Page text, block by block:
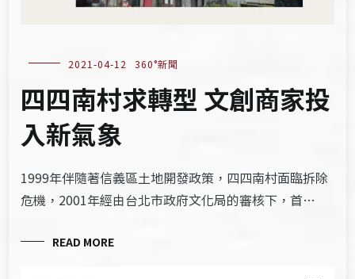
2021-04-12 360°新聞
四四南村求轉型 文創商家投
入新氣象
1999年伴隨著信義區土地開發政策，四四南村面臨拆除
危機，2001年經由台北市政府文化局的審核下，首…
READ MORE